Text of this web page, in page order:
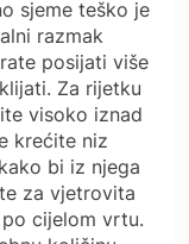
sjeme teško je
razmak
posijati više
Za rijetku
visoko iznad
krećite niz
bi iz njega
za vjetrovita
cijelom vrtu.